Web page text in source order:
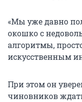
«Мы уже давно
окошко с
алгоритмы,
искусственным
При этом он
чиновников